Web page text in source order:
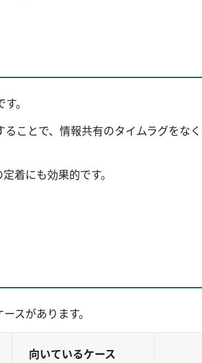
。
ことで、情報共有のタイムラグをな
着にも効果的です。
スがあります。
向いているケース